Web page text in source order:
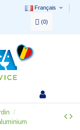
Français
(0)